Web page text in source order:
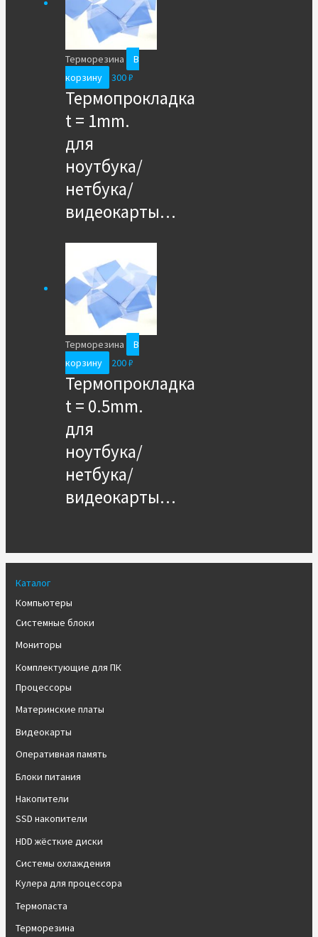
Каталог
Компьютеры
Системные блоки
Мониторы
Комплектующие для ПК
Процессоры
Материнские платы
Видеокарты
Оперативная память
Блоки питания
Накопители
SSD накопители
HDD жёсткие диски
Системы охлаждения
Кулера для процессора
Термопаста
Терморезина
Терморезина
В
корзину
300₽
Термопрокладка
t = 1mm.
для
ноутбука/
нетбука/
видеокарты…
Терморезина
В
корзину
200₽
Термопрокладка
t = 0.5mm.
для
ноутбука/
нетбука/
видеокарты…